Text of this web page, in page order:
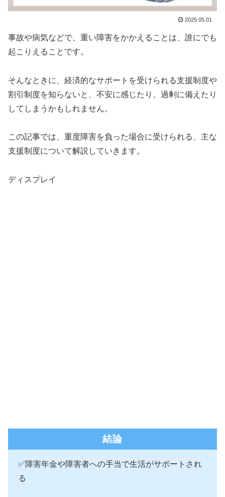
2025.05.01
事故や病気などで、重い障害をかかえることは、誰にでも
起こりえることです。
そんなときに、経済的なサポートを受けられる支援制度や
割引制度を知らないと、不安に感じたり、過剰に備えたり
してしまうかもしれません。
この記事では、重度障害を負った場合に受けられる、主な
支援制度について解説していきます。
ディスプレイ
結論
✅障害年金や障害者への手当で生活がサポートされ
る